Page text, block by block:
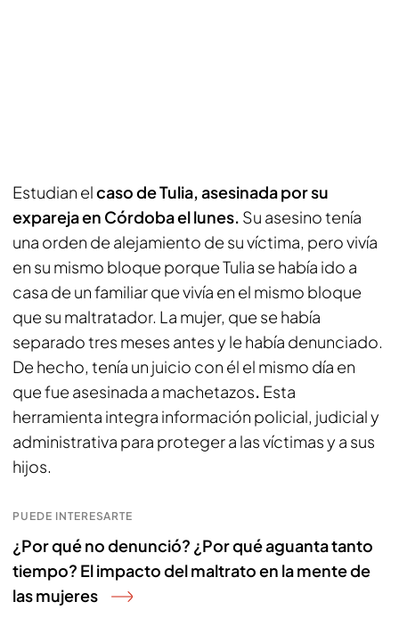
Estudian elcaso de Tulia, asesinada por su
expareja en Córdoba el lunes. Su asesino tenía
una orden de alejamiento de su víctima, pero vivía
en su mismo bloque porque Tulia se había ido a
casa de un familiar que vivía en el mismo bloque
que su maltratador. La mujer, que se había
separado tres meses antes y le había denunciado.
De hecho, tenía un juicio con él el mismo día en
que fue asesinada a machetazos. Esta
herramienta integra información policial, judicial y
administrativa para proteger a las víctimas y a sus
hijos.
PUEDE INTERESARTE
¿Por qué no denunció? ¿Por qué aguanta tanto
tiempo? El impacto del maltrato en la mente de
las mujeres